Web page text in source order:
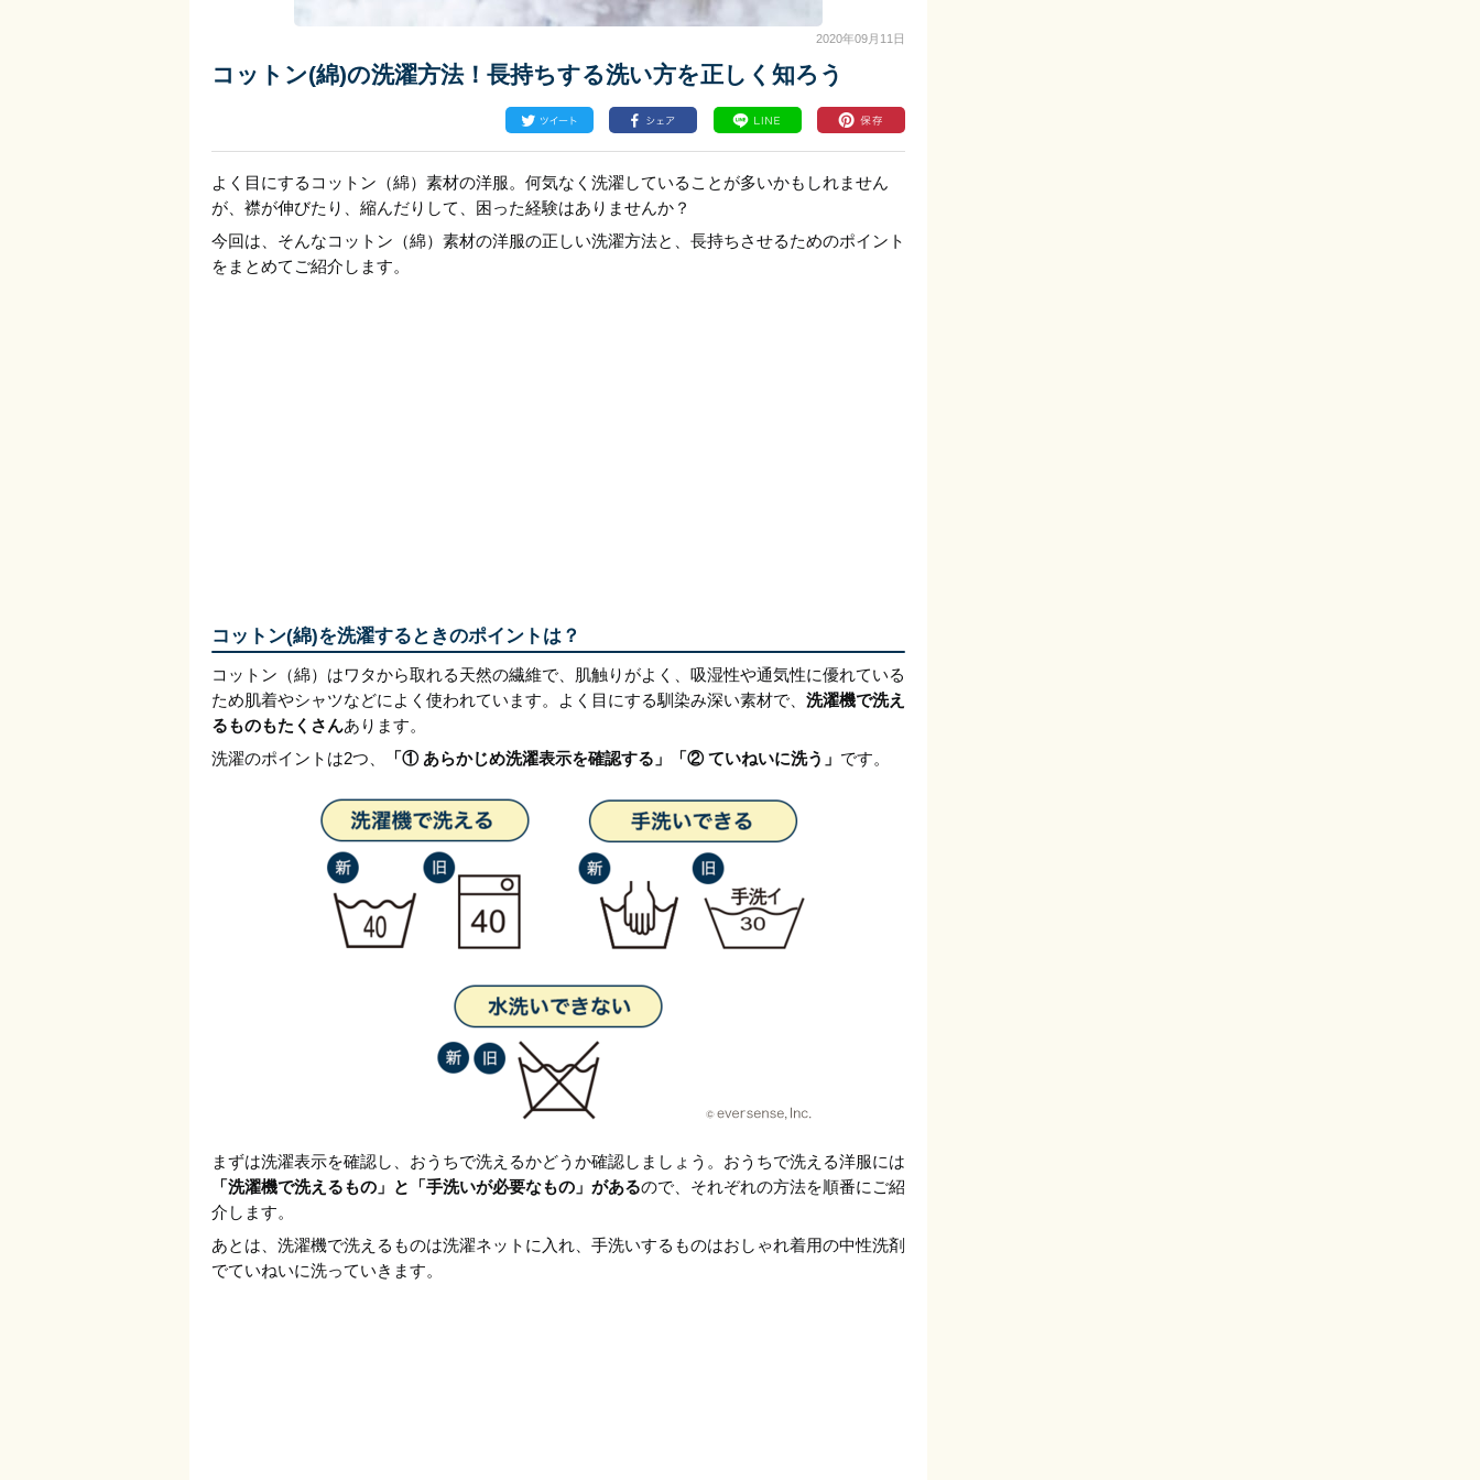
2020年09月11日
コットン(綿)の洗濯方法！長持ちする洗い方を正しく知ろう
よく目にするコットン（綿）素材の洋服。何気なく洗濯していることが多いかもしれません
が、襟が伸びたり、縮んだりして、困った経験はありませんか？
今回は、そんなコットン（綿）素材の洋服の正しい洗濯方法と、長持ちさせるためのポイント
をまとめてご紹介します。
コットン(綿)を洗濯するときのポイントは？
コットン（綿）はワタから取れる天然の繊維で、肌触りがよく、吸湿性や通気性に優れている
ため肌着やシャツなどによく使われています。よく目にする馴染み深い素材で、 洗濯機で洗え
るものもたくさんあります。
洗濯のポイントは2つ、
「① あらかじめ洗濯表示を確認する」「② ていねいに洗う」 です。
まずは洗濯表示を確認し、おうちで洗えるかどうか確認しましょう。おうちで洗える洋服には
「洗濯機で洗えるもの」と「手洗いが必要なもの」があるので、それぞれの方法を順番にご紹
介します。
あとは、洗濯機で洗えるものは洗濯ネットに入れ、手洗いするものはおしゃれ着用の中性洗剤
でていねいに洗っていきます。